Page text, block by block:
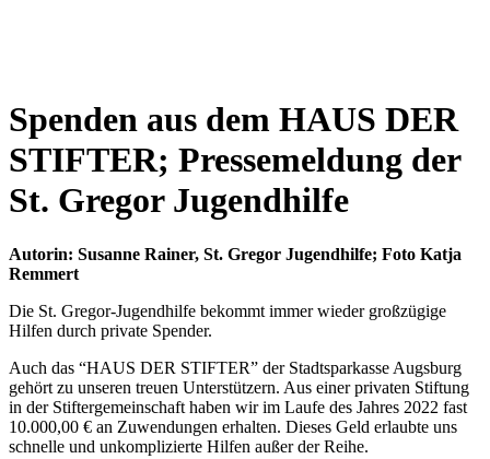
Spenden aus dem HAUS DER
STIFTER; Pressemeldung der
St. Gregor Jugendhilfe
Autorin: Susanne Rainer, St. Gregor Jugendhilfe; Foto Katja
Remmert
Die St. Gregor-Jugendhilfe bekommt immer wieder großzügige
Hilfen durch private Spender.
Auch das “HAUS DER STIFTER” der Stadtsparkasse Augsburg
gehört zu unseren treuen Unterstützern. Aus einer privaten Stiftung
in der Stiftergemeinschaft haben wir im Laufe des Jahres 2022 fast
10.000,00 € an Zuwendungen erhalten. Dieses Geld erlaubte uns
schnelle und unkomplizierte Hilfen außer der Reihe.